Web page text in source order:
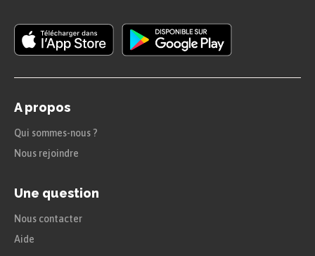
« Que signifie ce réveil soudain – dans cette
chambre obscure – avec les bruits d’une ville
tout à coup étrangère ? Et tout m’est étranger,
refermer cette plaie. Que fais-je ici, à quoi
riment ces gestes, ces sourires ? Je ne suis pas
d’ici – pas d’ailleurs non plus.
trouve plus d’appuis.
ce que ce mot veut dire »
A propos
Qui sommes-nous ?
Nous rejoindre
Une question
Nous contacter
Aide